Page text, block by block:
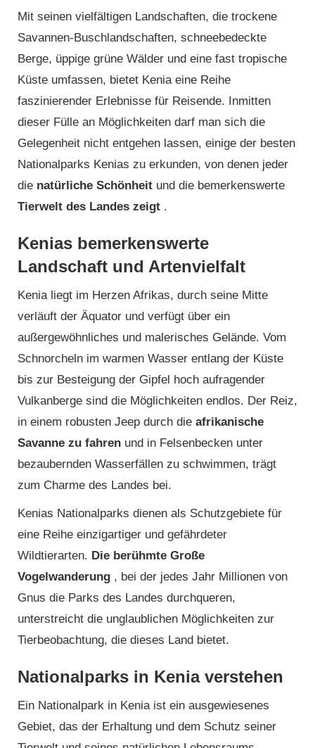
Mit seinen vielfältigen Landschaften, die trockene
Savannen-Buschlandschaften, schneebedeckte
Berge, üppige grüne Wälder und eine fast tropische
Küste umfassen, bietet Kenia eine Reihe
faszinierender Erlebnisse für Reisende. Inmitten
dieser Fülle an Möglichkeiten darf man sich die
Gelegenheit nicht entgehen lassen, einige der besten
Nationalparks Kenias zu erkunden, von denen jeder
die natürliche Schönheit und die bemerkenswerte
Tierwelt des Landes zeigt .
Kenias bemerkenswerte
Landschaft und Artenvielfalt
Kenia liegt im Herzen Afrikas, durch seine Mitte
verläuft der Äquator und verfügt über ein
außergewöhnliches und malerisches Gelände. Vom
Schnorcheln im warmen Wasser entlang der Küste
bis zur Besteigung der Gipfel hoch aufragender
Vulkanberge sind die Möglichkeiten endlos. Der Reiz,
in einem robusten Jeep durch die afrikanische
Savanne zu fahren und in Felsenbecken unter
bezaubernden Wasserfällen zu schwimmen, trägt
zum Charme des Landes bei.
Kenias Nationalparks dienen als Schutzgebiete für
eine Reihe einzigartiger und gefährdeter
Wildtierarten. Die berühmte Große
Vogelwanderung , bei der jedes Jahr Millionen von
Gnus die Parks des Landes durchqueren,
unterstreicht die unglaublichen Möglichkeiten zur
Tierbeobachtung, die dieses Land bietet.
Nationalparks in Kenia verstehen
Ein Nationalpark in Kenia ist ein ausgewiesenes
Gebiet, das der Erhaltung und dem Schutz seiner